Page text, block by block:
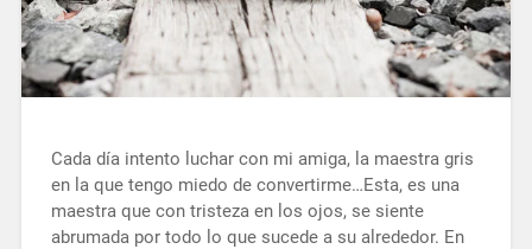
Cada día intento luchar con mi amiga, la maestra gris
en la que tengo miedo de convertirme…Esta, es una
maestra que con tristeza en los ojos, se siente
abrumada por todo lo que sucede a su alrededor. En